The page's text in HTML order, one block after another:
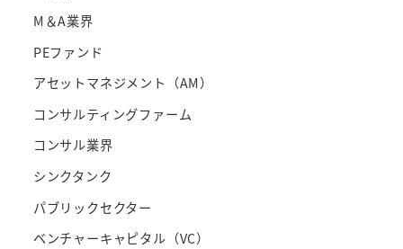
M＆A業界
PEファンド
アセットマネジメント（AM）
コンサルティングファーム
コンサル業界
シンクタンク
パブリックセクター
ベンチャーキャピタル（VC）